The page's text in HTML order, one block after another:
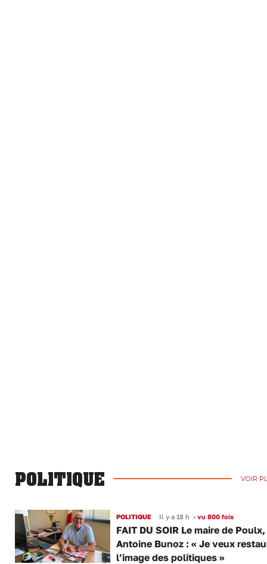
POLITIQUE VOIR
POLITIQUE Il y a 18 h •vu 800 fois
FAIT DU SOIR Le maire de
Antoine Bunoz : « Je veux
l’image des politiques »